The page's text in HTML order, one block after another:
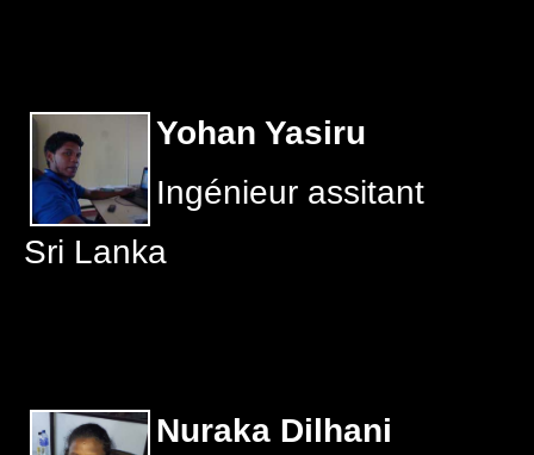
Yohan Yasiru
Ingénieur assitant
Sri Lanka
Nuraka Dilhani